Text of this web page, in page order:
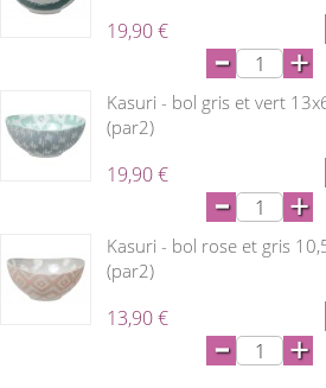
19,90 € - +
Kasuri - bol gris et vert
(par2)
19,90 € - +
Kasuri - bol rose et gris
(par2)
13,90 € - +